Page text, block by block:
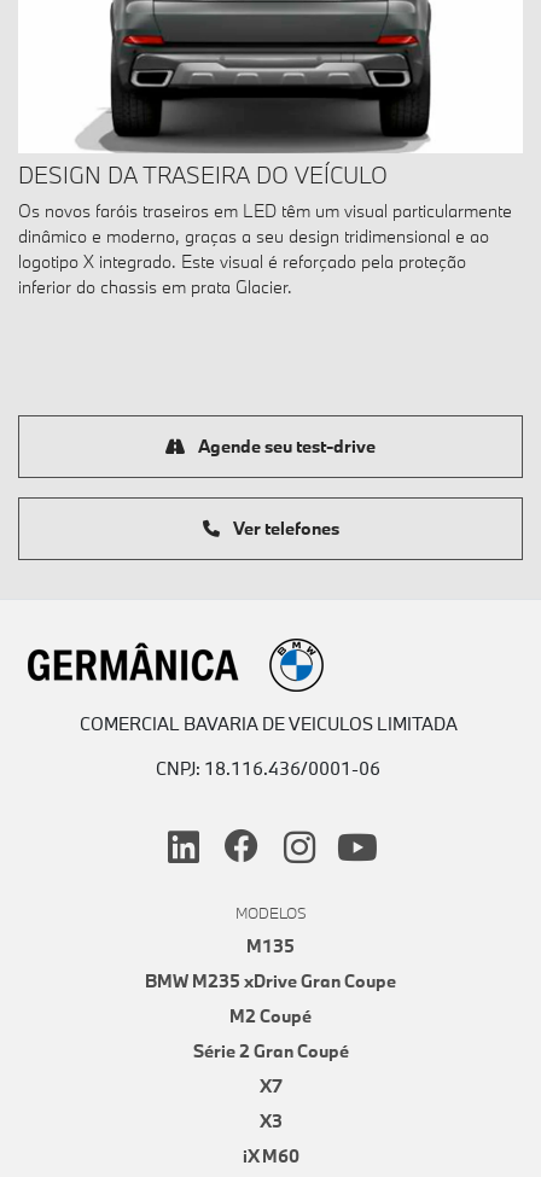
DESIGN DA TRASEIRA DO VEÍCULO
Os novos faróis traseiros em LED têm um visual particularmente
dinâmico e moderno, graças a seu design tridimensional e ao
logotipo X integrado. Este visual é reforçado pela proteção
inferior do chassis em prata Glacier.
Ver telefones
Agende seu test-drive
COMERCIAL BAVARIA DE VEICULOS LIMITADA
CNPJ: 18.116.436/0001-06
MODELOS
M135
BMW M235 xDrive Gran Coupe
M2 Coupé
Série 2 Gran Coupé
X7
X3
iX M60